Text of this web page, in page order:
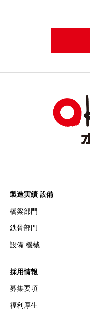
製造実績 設備
橋梁部門
鉄骨部門
設備 機械
採用情報
募集要項
福利厚生